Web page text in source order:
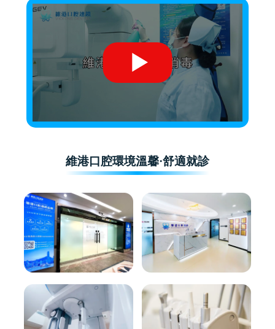
維港口腔環境溫馨·舒適就診